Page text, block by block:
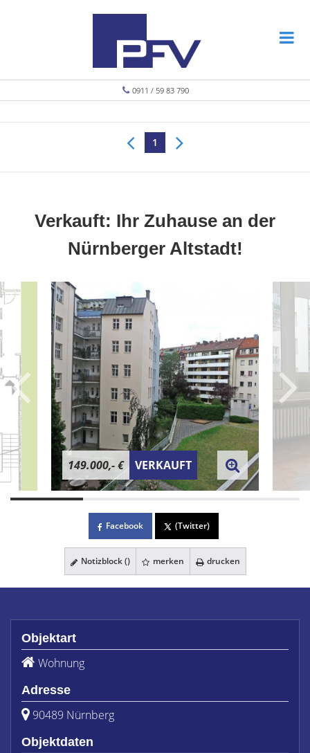
0911 / 59 83 790
1
Verkauft: Ihr Zuhause an der
Nürnberger Altstadt!
149.000,- € VERKAUFT
Facebook (Twitter)
Notizblock () merken drucken
Objektart
Wohnung
Adresse
90489 Nürnberg
Objektdaten